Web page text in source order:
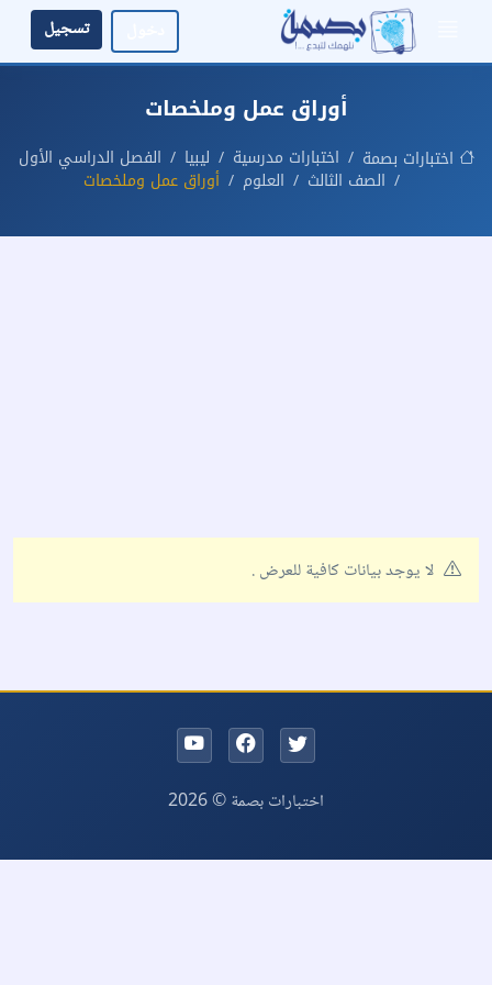
تسجيل
أوراق عمل وملخصات
اختبارات بصمة اختبارات مدرسية ليبيا
الفصل الدراسي الأول
الصف الثالث
العلوم أوراق عمل وملخصات
لا يوجد بيانات كافية للعرض .
اختبارات بصمة © 2026